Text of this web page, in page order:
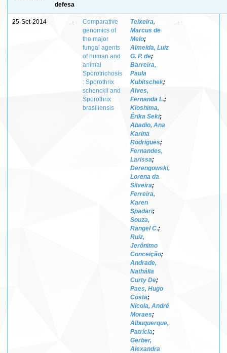
defesa
25-Set-2014 -
Comparative
genomics of
the major
fungal agents
of human and
animal
Sporotrichosis
: Sporothrix
schenckii and
Sporothrix
brasiliensis
Teixeira,
Marcus de
Melo;
Almeida, Luiz
G. P. de;
Barreira,
Paula
Kubitschek;
Alves,
Fernanda L.;
Kioshima,
Érika Seki;
Abadio, Ana
Karina
Rodrigues;
Fernandes,
Larissa;
Derengowski,
Lorena da
Silveira;
Ferreira,
Karen
Spadari;
Souza,
Rangel C.;
Ruiz,
Jerônimo
Conceição;
Andrade,
Nathália
Curty De;
Paes, Hugo
Costa;
Nicola, André
Moraes;
Albuquerque,
Patrícia;
Gerber,
Alexandra
-